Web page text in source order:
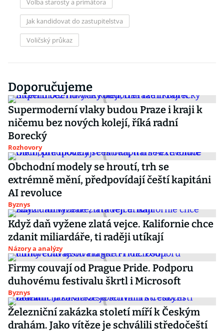
Volba starosty a primátora
Jak kandidovat do zastupitelstva
Voličský průkaz
Doporučujeme
Supermoderní vlaky budou Praze i kraji k
ničemu bez nových kolejí, říká radní
Borecký
Rozhovory
Obchodní modely se hroutí, trh se
extrémně mění, předpovídají čeští kapitáni
AI revoluce
Byznys
Když daň vyžene zlatá vejce. Kalifornie chce
zdanit miliardáře, ti raději utíkají
Názory a analýzy
Firmy couvají od Prague Pride. Podporu
duhovému festivalu škrtl i Microsoft
Byznys
Železniční zakázka století míří k Českým
drahám. Jako vítěze je schválili středočeští